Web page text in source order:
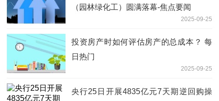
（园林绿化工）圆满落幕-焦点要闻
2025-09-25
投资房产时如何评估房产的总成本？ 每
日热门
2025-09-25
央行25日开展4835亿元7天期逆回购操